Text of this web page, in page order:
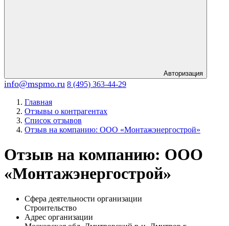
Авторизация
info@mspmo.ru 8 (495) 363-44-29
Главная
Отзывы о контрагентах
Список отзывов
Отзыв на компанию: ООО «Монтажэнергострой»
Отзыв на компанию: ООО
«Монтажэнергострой»
Сфера деятельности организации
Строительство
Адрес организации